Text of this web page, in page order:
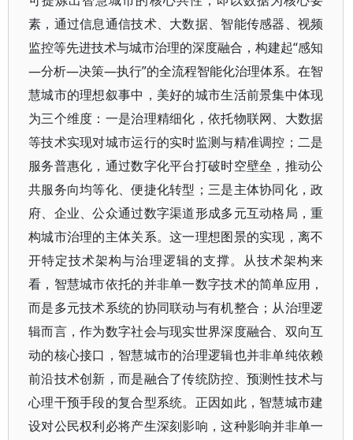
素，通过信息通信技术、大数据、智能传感器、视频
监控等先进技术与城市治理的深度融合，构建起“感知
—分析—决策—执行”的全流程智能化治理体系。在智
慧城市的理想叙事中，美好的城市生活前景集中体现
为三个维度：一是治理精细化，依托物联网、大数据
等技术实现对城市运行的实时监测与精准调控；二是
服务普惠化，通过数字化平台打破时空壁垒，推动公
共服务向均等化、便捷化转型；三是主体协同化，政
府、企业、公众通过数字渠道形成多元互动格局，重
构城市治理的主体关系。这一理想图景的实现，离不
开特定技术架构与治理逻辑的支撑。从技术架构来
看，智慧城市依托的并非单一数字技术的简单应用，
而是多元技术系统的协同联动与有机整合；从治理逻
辑而言，作为数字社会与现实世界深度融合、双向互
动的核心接口，智慧城市的治理逻辑也并非单纯依赖
前沿技术创新，而是融合了传统防控、预测性技术与
心理干预手段的复合型系统。正因如此，智慧城市建
设对公民权利必将产生深刻影响，这种影响并非单一